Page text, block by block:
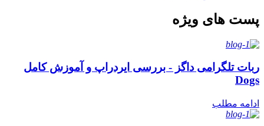
پست های ویژه
ربات تلگرامی داگز - بررسی ایردراپ و آموزش کامل
Dogs
ادامه مطلب